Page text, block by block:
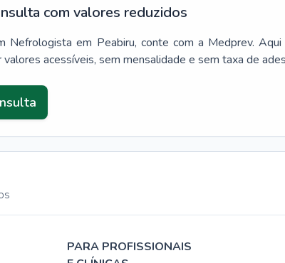
com valores reduzidos
Nefrologista em Peabiru, conte com a Medprev. Aqui
acessíveis, sem mensalidade e sem taxa de
PARA PROFISSIONAIS